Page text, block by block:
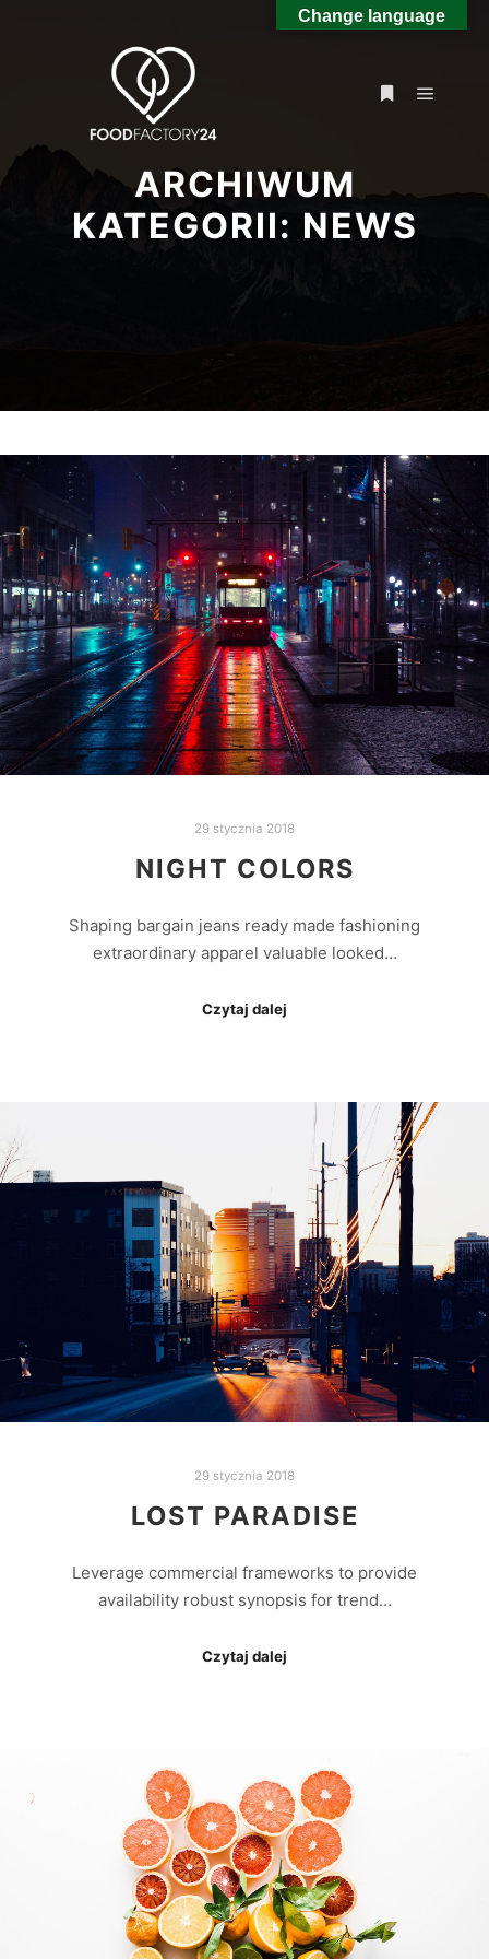
ARCHIWUM
KATEGORII: NEWS
29 stycznia 2018
NIGHT COLORS
Shaping bargain jeans ready made fashioning
extraordinary apparel valuable looked…
Czytaj dalej
29 stycznia 2018
LOST PARADISE
Leverage commercial frameworks to provide
availability robust synopsis for trend…
Czytaj dalej
Change language